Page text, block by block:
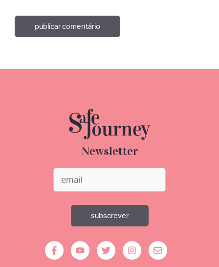
Newsletter